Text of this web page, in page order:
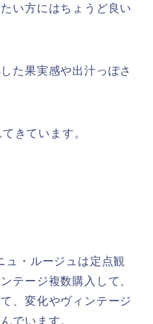
い方にはちょうど良い
た果実感や出汁っぽさ
きています。
ュ・ルージュは定点観
テージ複数購入して、
、変化やヴィンテージ
でいます。